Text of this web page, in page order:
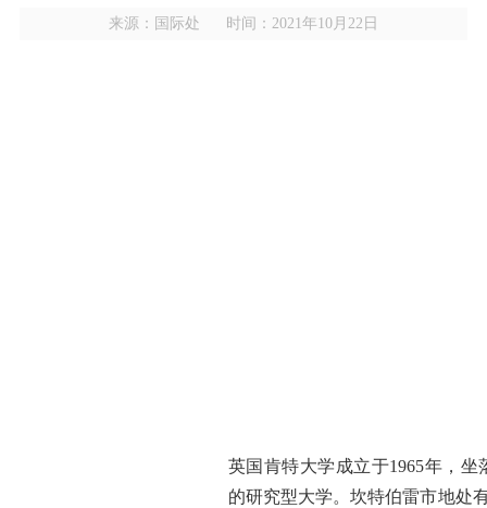
来源：国际处 时间：2021年10月22日
英国 肯特大学成立于1965年，坐
的研究型大学。坎特伯雷市地处